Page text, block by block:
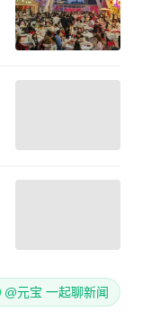
@元宝 一起聊新闻